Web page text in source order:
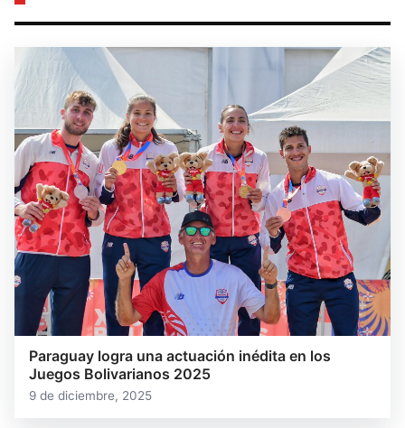
Paraguay logra una actuación inédita en los
Juegos Bolivarianos 2025
9 de diciembre, 2025